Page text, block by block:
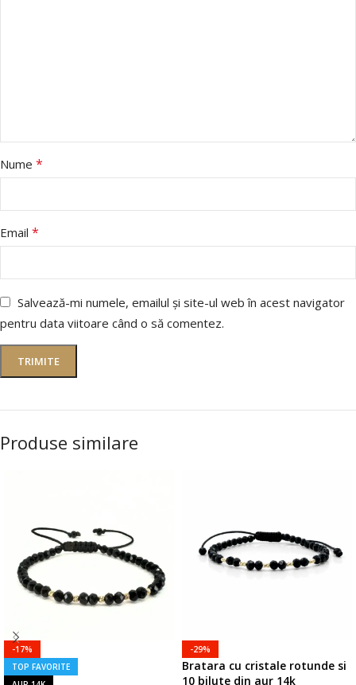
Nume *
Email *
Salvează-mi numele, emailul și site-ul web în acest navigator
pentru data viitoare când o să comentez.
Produse similare
-17%
TOP FAVORITE
-29%
Bratara cu cristale rotunde si
10 bilute din aur 14k